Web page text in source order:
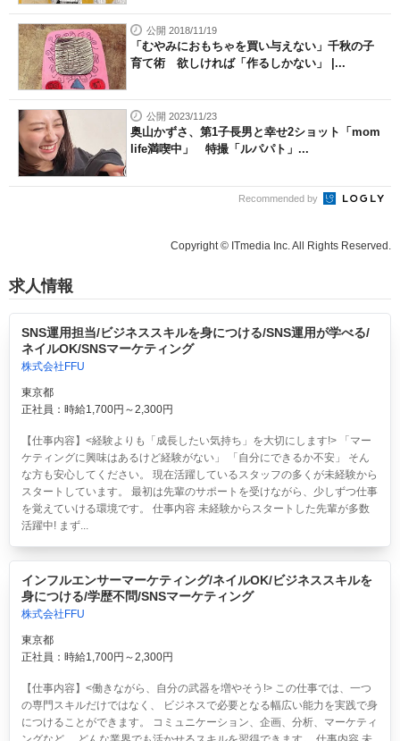
公開 2018/11/19
「むやみにおもちゃを買い与えない」千秋の子
育て術 欲しければ「作るしかない」 |...
公開 2023/11/23
奥山かずさ、第1子長男と幸せ2ショット「mom
life満喫中」 特撮「ルパパト」...
Recommended by
Copyright © ITmedia Inc. All Rights Reserved.
求人情報
SNS運用担当/ビジネススキルを身につける/SNS運用が学べる/
ネイルOK/SNSマーケティング
株式会社FFU
東京都
正社員：時給1,700円～2,300円
【仕事内容】<経験よりも「成長したい気持ち」を大切にします!> 「マー
ケティングに興味はあるけど経験がない」 「自分にできるか不安」 そん
な方も安心してください。 現在活躍しているスタッフの多くが未経験から
スタートしています。 最初は先輩のサポートを受けながら、少しずつ仕事
を覚えていける環境です。 仕事内容 未経験からスタートした先輩が多数
活躍中! まず...
インフルエンサーマーケティング/ネイルOK/ビジネススキルを
身につける/学歴不問/SNSマーケティング
株式会社FFU
東京都
正社員：時給1,700円～2,300円
【仕事内容】<働きながら、自分の武器を増やそう!> この仕事では、一つ
の専門スキルだけではなく、 ビジネスで必要となる幅広い能力を実践で身
につけることができます。 コミュニケーション、企画、分析、マーケティ